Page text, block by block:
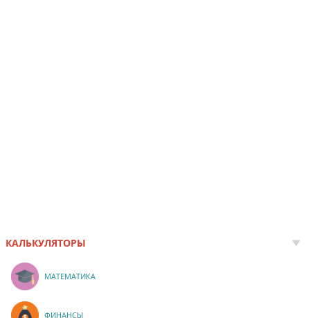
КАЛЬКУЛЯТОРЫ
МАТЕМАТИКА
ФИНАНСЫ